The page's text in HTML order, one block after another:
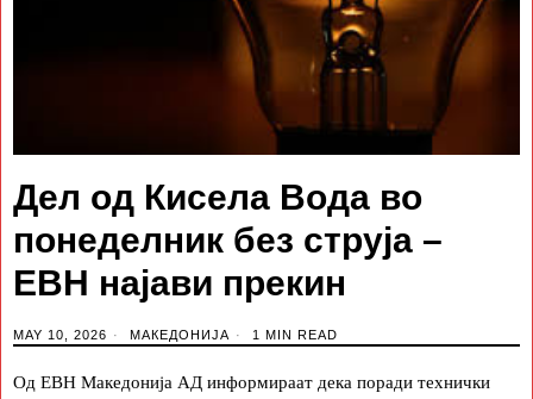
Дел од Кисела Вода во
понеделник без струја –
ЕВН најави прекин
MAY 10, 2026 МАКЕДОНИЈА 1 MIN READ
Од ЕВН Македонија АД информираат дека поради технички